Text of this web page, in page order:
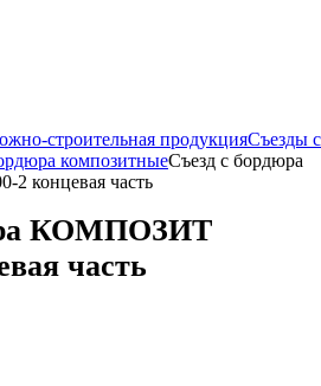
строительная продукцияСъезды с
композитныеСъезд с бордюра
концевая часть
КОМПОЗИТ
часть